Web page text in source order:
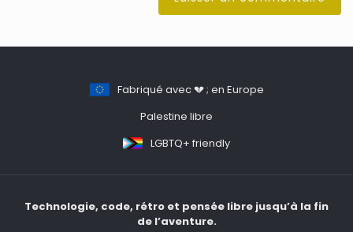
Fabriqué avec 💔 ; en Europe
Palestine libre
LGBTQ+ friendly
Technologie, code, rétro et pensée libre jusqu’à la fin
de l’aventure.